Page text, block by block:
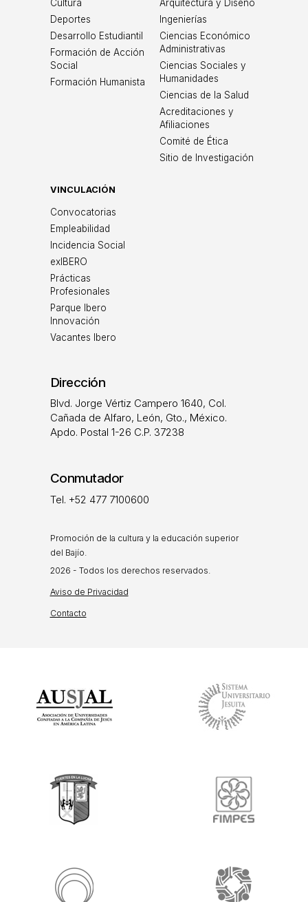
Cultura
Deportes
Desarrollo Estudiantil
Formación de Acción
Social
Formación Humanista
Arquitectura y Diseño
Ingenierías
Ciencias Económico
Administrativas
Ciencias Sociales y
Humanidades
Ciencias de la Salud
Acreditaciones y
Afiliaciones
Comité de Ética
Sitio de Investigación
VINCULACIÓN
Convocatorias
Empleabilidad
Incidencia Social
exIBERO
Prácticas
Profesionales
Parque Ibero
Innovación
Vacantes Ibero
Dirección
Blvd. Jorge Vértiz Campero 1640, Col.
Cañada de Alfaro, León, Gto., México.
Apdo. Postal 1-26 C.P. 37238
Conmutador
Tel. +52 477 7100600
Promoción de la cultura y la educación superior
del Bajío.
2026 - Todos los derechos reservados.
Aviso de Privacidad
Contacto